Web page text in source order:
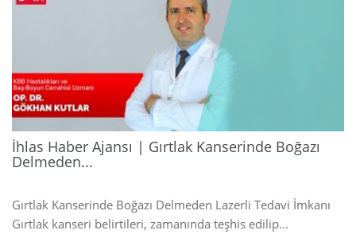
İhlas Haber Ajansı | Gırtlak Kanserinde Boğazı
Delmeden...
Gırtlak Kanserinde Boğazı Delmeden Lazerli Tedavi İmkanı
Gırtlak kanseri belirtileri, zamanında teşhis edilip...